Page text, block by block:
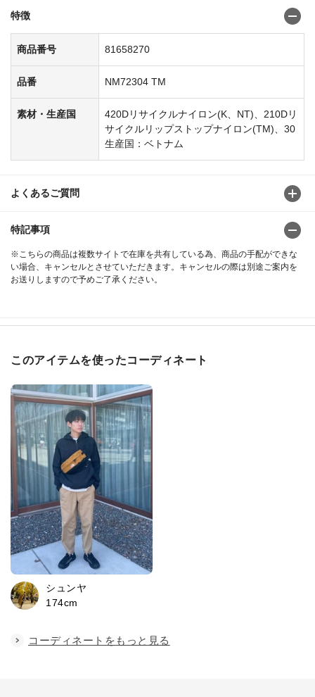
特徴
商品番号 81658270
品番 NM72304 TM
素材・生産国
420Dリサイクルナイロン(K、NT)、210Dリ
サイクルリップストップナイロン(TM)、30
生産国：ベトナム
よくあるご質問
特記事項
※こちらの商品は複数サイトで在庫を共有している為、商品の手配ができな
い場合、キャンセルとさせていただきます。キャンセルの際は別途ご案内を
お送りしますので予めご了承ください。
このアイテムを使ったコーディネート
シュンヤ
174cm
コーディネートをもっと見る